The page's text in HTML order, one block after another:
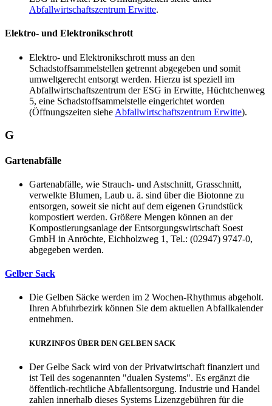
Abfallwirtschaftszentrum Erwitte.
Elektro- und Elektronikschrott
Elektro- und Elektronikschrott muss an den
Schadstoffsammelstellen getrennt abgegeben und somit
umweltgerecht entsorgt werden. Hierzu ist speziell im
Abfallwirtschaftszentrum der ESG in Erwitte, Hüchtchenweg
5, eine Schadstoffsammelstelle eingerichtet worden
(Öffnungszeiten siehe Abfallwirtschaftszentrum Erwitte).
G
Gartenabfälle
Gartenabfälle, wie Strauch- und Astschnitt, Grasschnitt,
verwelkte Blumen, Laub u. ä. sind über die Biotonne zu
entsorgen, soweit sie nicht auf dem eigenen Grundstück
kompostiert werden. Größere Mengen können an der
Kompostierungsanlage der Entsorgungswirtschaft Soest
GmbH in Anröchte, Eichholzweg 1, Tel.: (02947) 9747-0,
abgegeben werden.
Gelber Sack
Die Gelben Säcke werden im 2 Wochen-Rhythmus abgeholt.
Ihren Abfuhrbezirk können Sie dem aktuellen Abfallkalender
entnehmen.
KURZINFOS ÜBER DEN GELBEN SACK
Der Gelbe Sack wird von der Privatwirtschaft finanziert und
ist Teil des sogenannten "dualen Systems". Es ergänzt die
öffentlich-rechtliche Abfallentsorgung. Industrie und Handel
zahlen innerhalb dieses Systems Lizenzgebühren für die